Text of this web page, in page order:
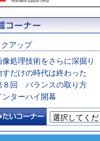
アップ
像処理技術をさらに深掘り
すだけの時代は終わった
８回 バランスの取り方
ンターハイ開幕